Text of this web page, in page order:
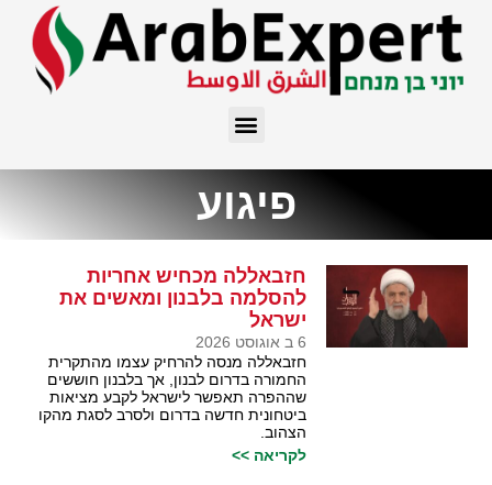
פיגוע
חזבאללה מכחיש אחריות
להסלמה בלבנון ומאשים את
ישראל
6 ב אוגוסט 2026
חזבאללה מנסה להרחיק עצמו מהתקרית
החמורה בדרום לבנון, אך בלבנון חוששים
שההפרה תאפשר לישראל לקבע מציאות
ביטחונית חדשה בדרום ולסרב לסגת מהקו
הצהוב.
לקריאה >>